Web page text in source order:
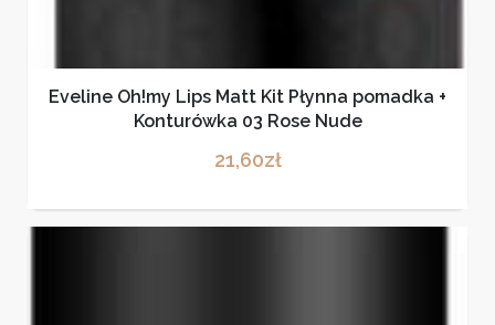
Eveline Oh!my Lips Matt Kit Płynna pomadka +
Konturówka 03 Rose Nude
21,60zł